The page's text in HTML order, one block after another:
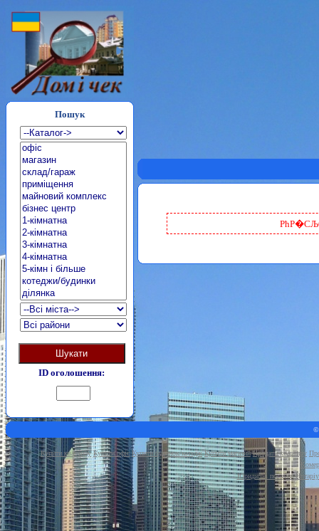
Пошук
Шукати
ID оголошення:
Купити квартиру Купити офіс Купити будинок/котедж Купити магазин Продати квартиру
Юридичні послуги